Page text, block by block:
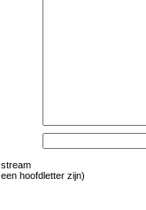
stream
hoofdletter zijn)